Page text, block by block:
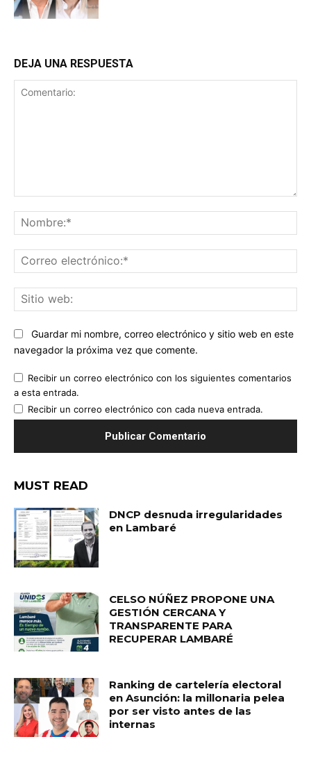
DEJA UNA RESPUESTA
Guardar mi nombre, correo electrónico y sitio web en este
navegador la próxima vez que comente.
Recibir un correo electrónico con los siguientes comentarios
a esta entrada.
Recibir un correo electrónico con cada nueva entrada.
MUST READ
DNCP desnuda irregularidades
en Lambaré
CELSO NÚÑEZ PROPONE UNA
GESTIÓN CERCANA Y
TRANSPARENTE PARA
RECUPERAR LAMBARÉ
Ranking de cartelería electoral
en Asunción: la millonaria pelea
por ser visto antes de las
internas